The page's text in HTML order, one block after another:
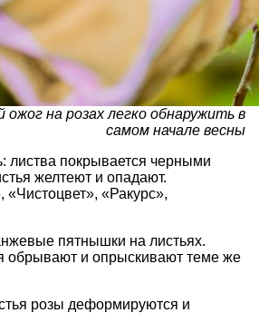
на розах легко обнаружить в
самом начале весны
листва покрывается черными
желтеют и опадают.
«Ракурс»,
пятнышки на листьях.
обрывают и опрыскивают теме же
розы деформируются и